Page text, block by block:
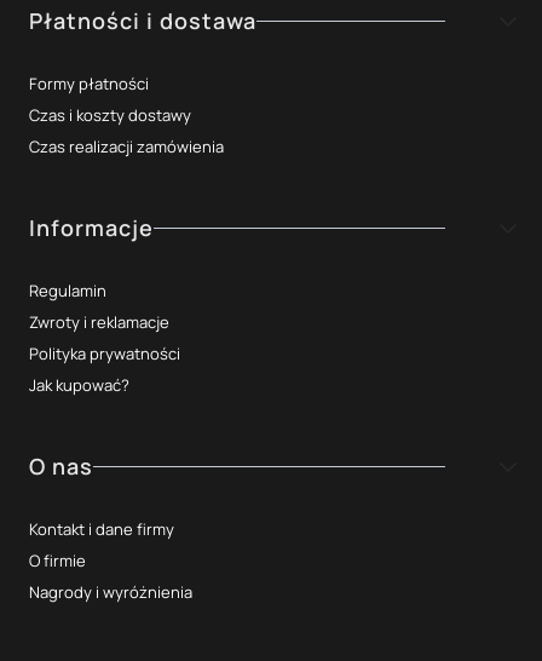
Płatności i dostawa
Formy płatności
Czas i koszty dostawy
Czas realizacji zamówienia
Informacje
Regulamin
Zwroty i reklamacje
Polityka prywatności
Jak kupować?
O nas
Kontakt i dane firmy
O firmie
Nagrody i wyróżnienia